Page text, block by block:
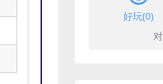
好玩(0)